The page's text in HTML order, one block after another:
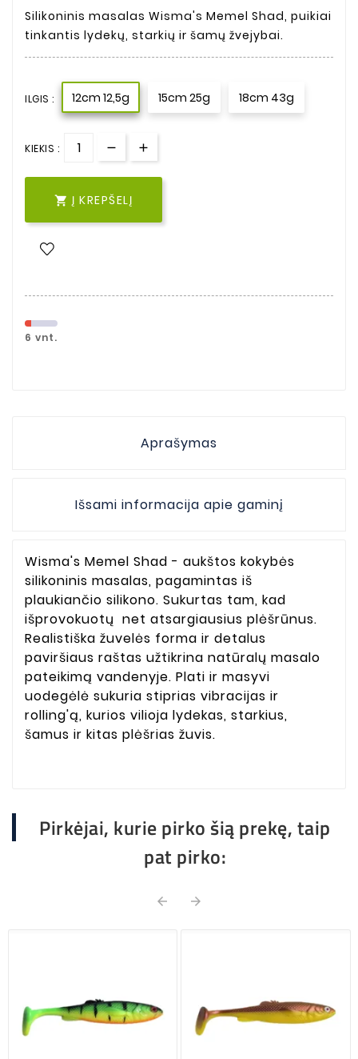
Silikoninis masalas Wisma's Memel Shad, puikiai
tinkantis lydekų, starkių ir šamų žvejybai.
ILGIS : 12cm 12,5g 15cm 25g 18cm 43g
KIEKIS :
 Į KREPŠELĮ
6 vnt.
Aprašymas
Išsami informacija apie gaminį
Wisma's Memel Shad - aukštos kokybės
silikoninis masalas, pagamintas iš
plaukiančio silikono. Sukurtas tam, kad
išprovokuotų net atsargiausius plėšrūnus.
Realistiška žuvelės forma ir detalus
paviršiaus raštas užtikrina natūralų masalo
pateikimą vandenyje. Plati ir masyvi
uodegėlė sukuria stiprias vibracijas ir
rolling'ą, kurios vilioja lydekas, starkius,
šamus ir kitas plėšrias žuvis.
Pirkėjai, kurie pirko šią prekę, taip
pat pirko:
 